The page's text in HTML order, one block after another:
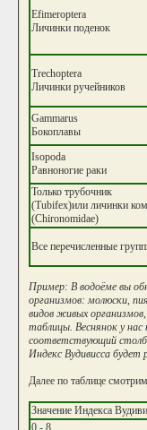
Efimeroptera
Личинки поденок
Trechoptera
Личинки ручейников
Gammarus
Бокоплавы
Isopoda
Равноногие раки
Только трубочник
(Tubifex)или личинки
(Chironomidae)
Все перечисленные
Пример: В водоёме вы
организмов: молюски,
видов живых
таблицы. Веснянок у
соответствующий
Индекс Вудивисса будет
Далее по таблице
Значение Индекса
0 - 8